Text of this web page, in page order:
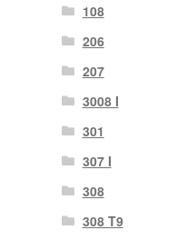
108
206
207
3008 I
301
307 I
308
308 T9